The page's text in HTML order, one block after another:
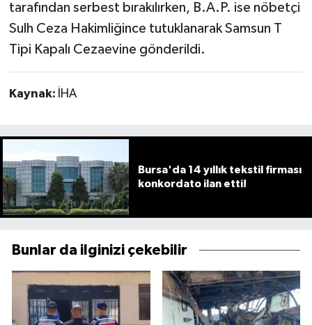
tarafından serbest bırakılırken, B.A.P. ise nöbetçi
Sulh Ceza Hakimliğince tutuklanarak Samsun T
Tipi Kapalı Cezaevine gönderildi.
Kaynak: İHA
Bursa'da 14 yıllık tekstil firması
konkordato ilan etti!
Bunlar da ilginizi çekebilir